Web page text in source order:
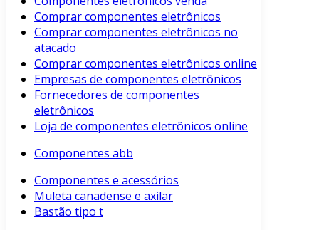
Comprar componentes eletrônicos
Comprar componentes eletrônicos no
atacado
Comprar componentes eletrônicos online
Empresas de componentes eletrônicos
Fornecedores de componentes
eletrônicos
Loja de componentes eletrônicos online
Componentes abb
Componentes e acessórios
Muleta canadense e axilar
Bastão tipo t